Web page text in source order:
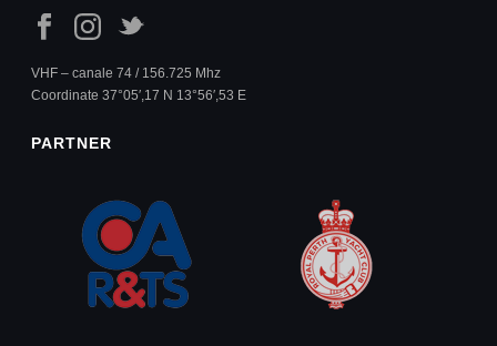
VHF – canale 74 / 156.725 Mhz
Coordinate 37°05′,17 N 13°56′,53 E
PARTNER